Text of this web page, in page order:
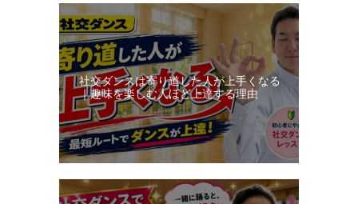
社交ダンスは寄り道した人が上手くなる
｜趣味を楽しむ人ほど上達する理由